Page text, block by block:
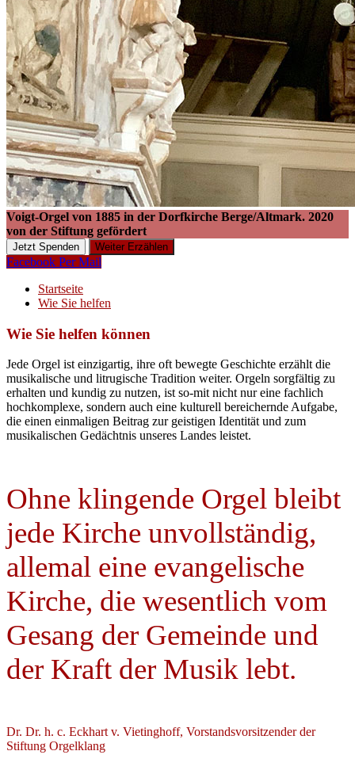
Voigt-Orgel von 1885 in der Dorfkirche Berge/Altmark. 2020
von der Stiftung gefördert
Jetzt Spenden Weiter Erzählen
Facebook Per Mail
Startseite
Wie Sie helfen
Wie Sie helfen können
Jede Orgel ist einzigartig, ihre oft bewegte Geschichte erzählt die
musikalische und litrugische Tradition weiter. Orgeln sorgfältig zu
erhalten und kundig zu nutzen, ist so-mit nicht nur eine fachlich
hochkomplexe, sondern auch eine kulturell bereichernde Aufgabe,
die einen einmaligen Beitrag zur geistigen Identität und zum
musikalischen Gedächtnis unseres Landes leistet.
Ohne klingende Orgel bleibt
jede Kirche unvollständig,
allemal eine evangelische
Kirche, die wesentlich vom
Gesang der Gemeinde und
der Kraft der Musik lebt.
Dr. Dr. h. c. Eckhart v. Vietinghoff, Vorstandsvorsitzender der
Stiftung Orgelklang